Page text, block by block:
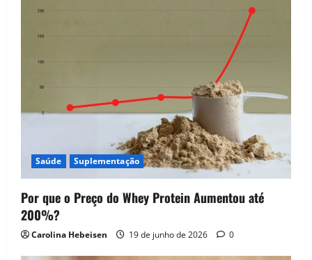
Saúde Suplementação
Por que o Preço do Whey Protein Aumentou até
200%?
Carolina Hebeisen 19 de junho de 2026 0